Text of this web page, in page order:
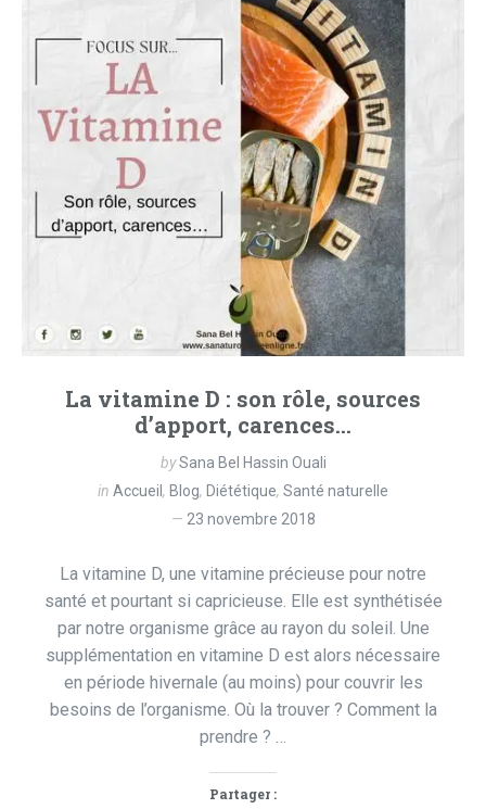
La vitamine D : son rôle, sources
d’apport, carences…
bySana Bel Hassin Ouali
in Accueil , Blog, Diététique, Santé naturelle
23 novembre 2018
La vitamine D, une vitamine précieuse pour notre
santé et pourtant si capricieuse. Elle est synthétisée
par notre organisme grâce au rayon du soleil. Une
supplémentation en vitamine D est alors nécessaire
en période hivernale (au moins) pour couvrir les
besoins de l’organisme. Où la trouver ? Comment la
prendre ? …
Partager :